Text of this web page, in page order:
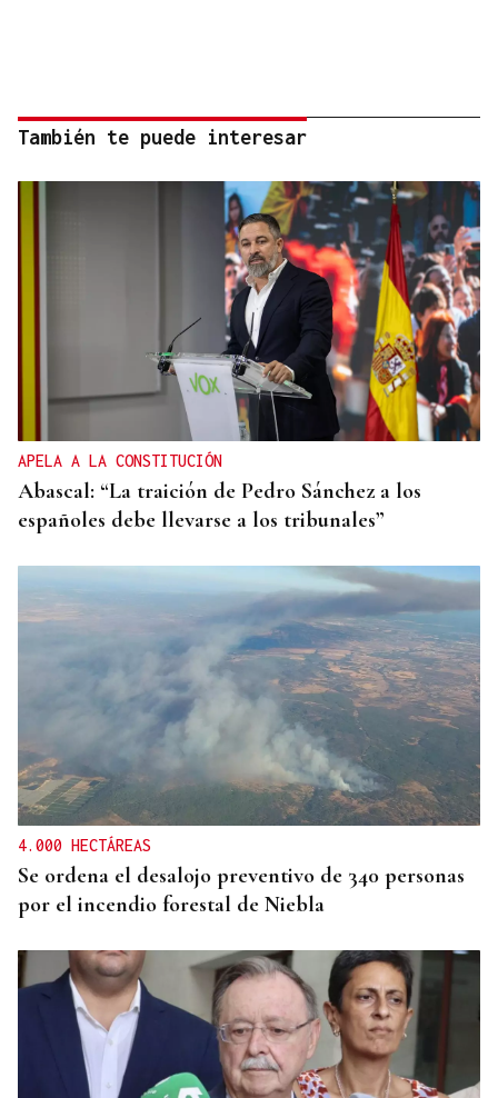
También te puede interesar
APELA A LA CONSTITUCIÓN
Abascal: “La traición de Pedro Sánchez a los
españoles debe llevarse a los tribunales”
4.000 HECTÁREAS
Se ordena el desalojo preventivo de 340 personas
por el incendio forestal de Niebla